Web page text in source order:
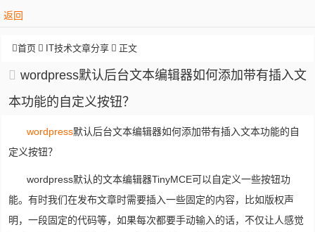
返回
首页 IT技术文章分享 正文
wordpress默认后台文本编辑器如何添加带有插入文
本功能的自定义按钮？
wordpress默认后台文本编辑器如何添加带有插入文本功能的自
定义按钮？
wordpress默认的文本编辑器TinyMCE可以自定义一些按钮功
能。有时我们在发布文章时需要插入一些固定的内容，比如版权声
明，一段固定的代码等，如果每次都要手动输入的话，不仅让人感觉